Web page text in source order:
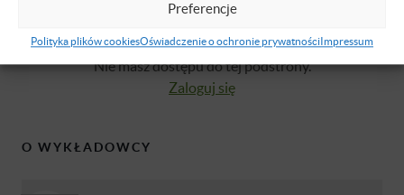
Preferencje
Polityka plików cookiesOświadczenie o ochronie prywatnościImpressum
Brak dostępu
Nie masz dostępu do tej podstrony.
Zaloguj się
O WYKŁADOWCY